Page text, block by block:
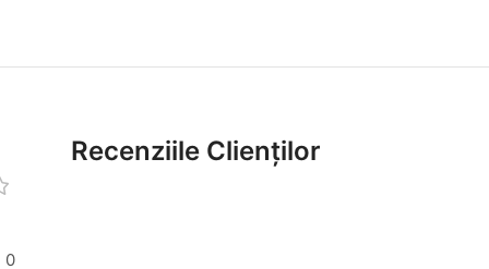
Recenziile Clienților
0